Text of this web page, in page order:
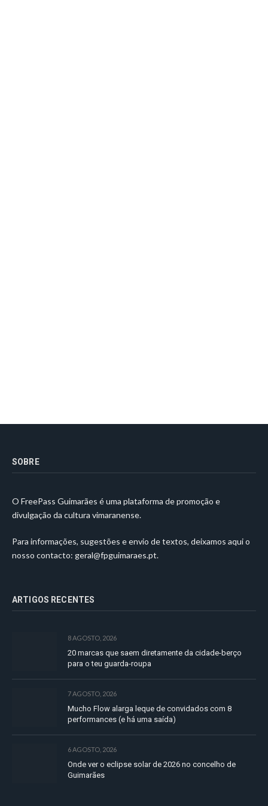
SOBRE
O FreePass Guimarães é uma plataforma de promoção e
divulgação da cultura vimaranense.
Para informações, sugestões e envio de textos, deixamos aqui o
nosso contacto: geral@fpguimaraes.pt.
ARTIGOS RECENTES
8 AGOSTO, 2026
20 marcas que saem diretamente da cidade-berço
para o teu guarda-roupa
7 AGOSTO, 2026
Mucho Flow alarga leque de convidados com 8
performances (e há uma saída)
6 AGOSTO, 2026
Onde ver o eclipse solar de 2026 no concelho de
Guimarães